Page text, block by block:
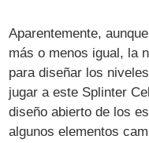
Aparentemente,
más o menos igual, la
para diseñar los
jugar a este Splinter
diseño abierto de los
algunos elementos